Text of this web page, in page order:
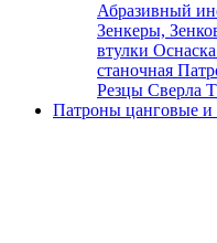
Абразивный
Зенкеры,
втулки
станочная
Резцы Сверла
Патроны цанговые и